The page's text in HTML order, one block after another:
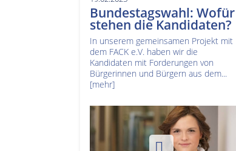
Bundestagswahl: Wofür
stehen die Kandidaten?
In unserem gemeinsamen Projekt mit
dem FACK e.V. haben wir die
Kandidaten mit Forderungen von
Bürgerinnen und Bürgern aus dem...
[mehr]